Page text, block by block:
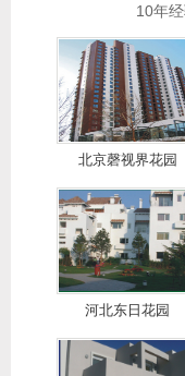
10年
北京磬视界花园
河北东日花园